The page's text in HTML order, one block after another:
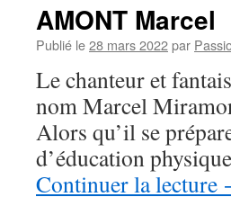
AMONT Marcel
Publié le28 mars 2022par
Le chanteur et
nom Marcel
Alors qu’il se
d’éducation
Continuer la lecture